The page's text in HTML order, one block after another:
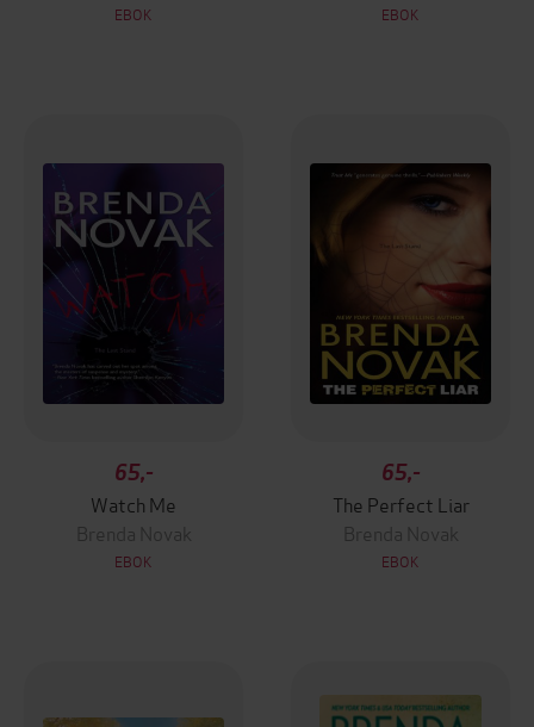
EBOK EBOK
65,-
Watch Me
Brenda Novak
EBOK
65,-
The Perfect Liar
Brenda Novak
EBOK